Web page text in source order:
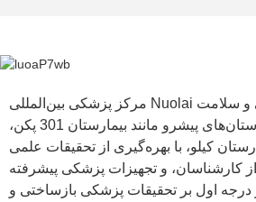
مرکز پزشکی بین‌المللی Nuolai که وابسته به گروه مالی و سلامت
شاندونگ است، با بیمارستان‌های پیشرو مانند بیمارستان 301 پکن،
کیلو، با بهره‌گیری از تحقیقات علمی
کارشناسان، و تجهیزات پزشکی پیشرفته
اول بر تحقیقات پزشکی بازساختی و